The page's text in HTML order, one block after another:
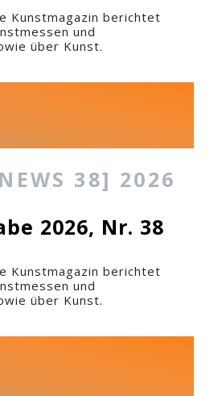
Kunstmagazin berichtet
und
über Kunst.
38] 2026
2026, Nr. 38
Kunstmagazin berichtet
und
über Kunst.